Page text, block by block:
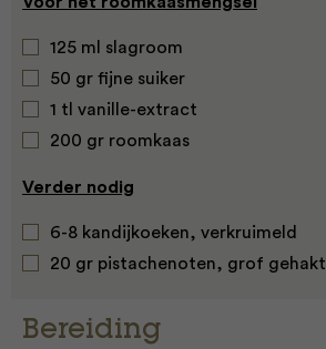
125 ml slagroom
50 gr fijne suiker
1 tl vanille-extract
200 gr roomkaas
Verder nodig
6-8 kandijkoeken, verkruimeld
20 gr pistachenoten, grof gehakt
Bereiding